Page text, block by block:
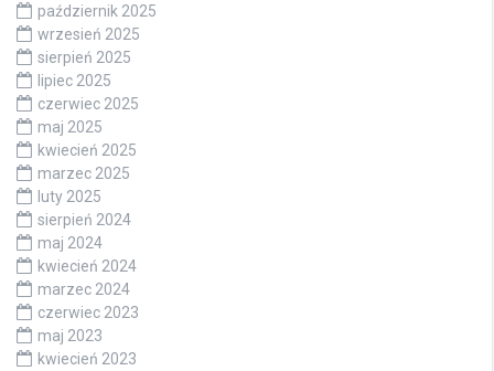
październik 2025
wrzesień 2025
sierpień 2025
lipiec 2025
czerwiec 2025
maj 2025
kwiecień 2025
marzec 2025
luty 2025
sierpień 2024
maj 2024
kwiecień 2024
marzec 2024
czerwiec 2023
maj 2023
kwiecień 2023